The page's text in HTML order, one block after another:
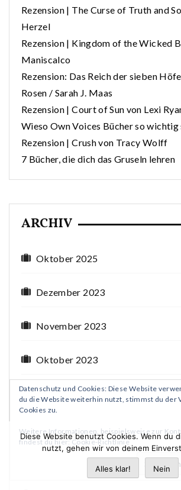
Rezension | The Curse of Truth and
Herzel
Rezension | Kingdom of the Wicked
Maniscalco
Rezension: Das Reich der sieben
Rosen / Sarah J. Maas
Rezension | Court of Sun von Lexi
Wieso Own Voices Bücher so wichtig
Rezension | Crush von Tracy Wolff
7 Bücher, die dich das Gruseln lehren
ARCHIV
Oktober 2025
Dezember 2023
November 2023
Oktober 2023
September 2023
August 2023
Datenschutz und Cookies: Diese Website
du die Website weiterhin nutzt, stimmst du der
Cookies zu.
Weitere Informationen, beispielsweise zur
findest du hier:Cookie-Richtlinie
Diese Website benutzt Cookies. Wenn du
nutzt, gehen wir von deinem
Alles klar! Nein